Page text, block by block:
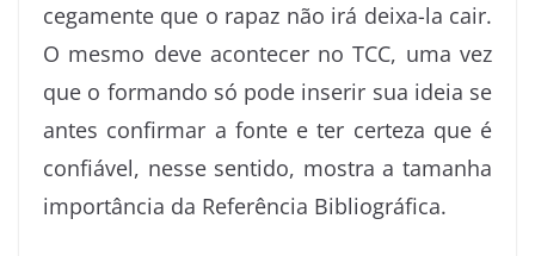
cegamente que o rapaz não irá deixa-la cair.
O mesmo deve acontecer no TCC, uma vez
que o formando só pode inserir sua ideia se
antes confirmar a fonte e ter certeza que é
confiável, nesse sentido, mostra a tamanha
importância da Referência Bibliográfica.